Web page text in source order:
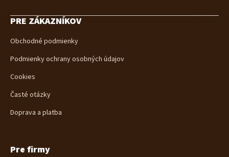
PRE ZÁKAZNÍKOV
Obchodné podmienky
Podmienky ochrany osobných údajov
Cookies
Časté otázky
Doprava a platba
Pre firmy